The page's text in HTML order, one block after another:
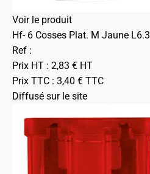
Voir le produit
Hf- 6 Cosses Plat. M Jaune L6.3
Ref :
Prix HT : 2,83 € HT
Prix TTC : 3,40 € TTC
Diffusé sur le site